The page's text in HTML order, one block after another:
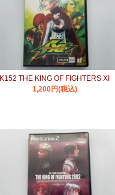
K152 THE KING OF FIGHTERS XI
1,200円(税込)